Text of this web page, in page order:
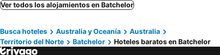
Ver todos los alojamientos en Batchelor
Busca hoteles Australia y Oceanía
Australia
Territorio del Norte
Batchelor Hoteles baratos en Batchelor